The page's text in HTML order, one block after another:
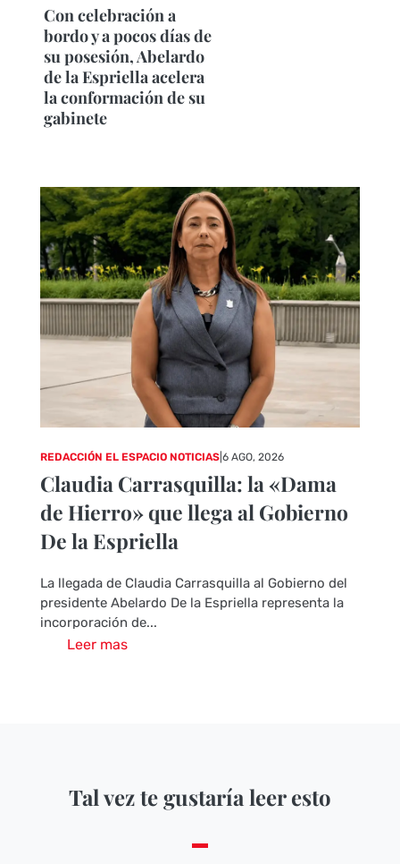
Con celebración a
bordo y a pocos días de
su posesión, Abelardo
de la Espriella acelera
la conformación de su
gabinete
REDACCIÓN EL ESPACIO NOTICIAS| 6 AGO, 2026
Claudia Carrasquilla: la «Dama
de Hierro» que llega al Gobierno
De la Espriella
La llegada de Claudia Carrasquilla al Gobierno del
presidente Abelardo De la Espriella representa la
incorporación de...
Leer mas
Tal vez te gustaría leer esto